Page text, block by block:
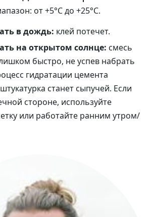
от +5°C до +25°C.
в дождь: клей потечет.
на открытом солнце: смесь
быстро, не успев набрать
гидратации цемента
станет сыпучей. Если
стороне, используйте
или работайте ранним утром/